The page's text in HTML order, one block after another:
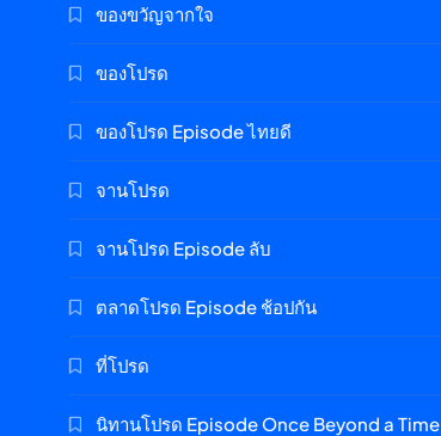
ของขวัญจากใจ
ของโปรด
ของโปรด Episode ไทยดี
จานโปรด
จานโปรด Episode ลับ
ตลาดโปรด Episode ช้อปกัน
ที่โปรด
นิทานโปรด Episode Once Beyond a Time